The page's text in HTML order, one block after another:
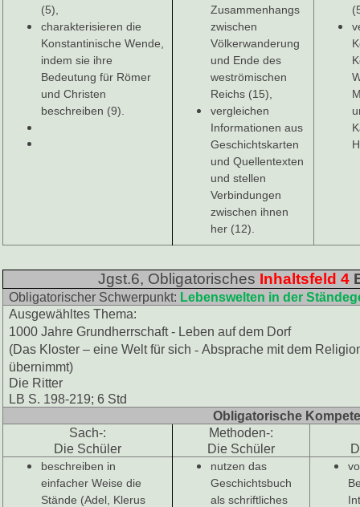
(5),
charakterisieren die
Konstantinische Wende,
indem sie ihre
Bedeutung für Römer
und Christen
beschreiben (9).
Zusammenhangs
zwischen
Völkerwanderung
und Ende des
weströmischen
Reichs (15),
vergleichen
Informationen aus
Geschichtskarten
und Quellentexten
und stellen
Verbindungen
zwischen ihnen
her (12).
Jgst.6, Obligatorisches Inhaltsfeld 4
Obligatorischer Schwerpunkt: Lebenswelten in der
Ausgewähltes Thema:
1000 Jahre Grundherrschaft - Leben auf dem Dorf
(Das Kloster – eine Welt für sich-Absprache mit dem
übernimmt)
Die Ritter
LB S. 198-219; 6 Std
Obligatorische
Sach-:
Die Schüler
Methoden-:
Die Schüler
beschreiben in
einfacher Weise die
Stände (Adel, Klerus
nutzen das
Geschichtsbuch
als schriftliches